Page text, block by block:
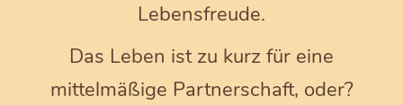
Lebensfreude.
Das Leben ist zu kurz für eine
mittelmäßige Partnerschaft, oder?